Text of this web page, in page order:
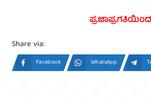
ಪ್ರಜಾಪ್ರಗತಿಯಿಂದ
Share via:
Facebook WhatsApp